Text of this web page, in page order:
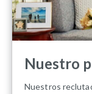
Nuestro
Nuestros